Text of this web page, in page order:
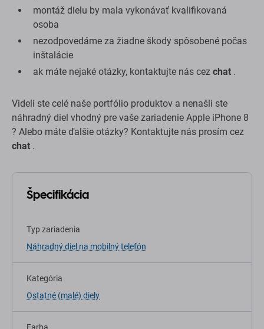
montáž dielu by mala vykonávať kvalifikovaná
osoba
nezodpovedáme za žiadne škody spôsobené počas
inštalácie
ak máte nejaké otázky, kontaktujte nás cez chat .
Videli ste celé naše portfólio produktov a nenašli ste
náhradný diel vhodný pre vaše zariadenie Apple iPhone 8
? Alebo máte ďalšie otázky? Kontaktujte nás prosím cez
chat .
Špecifikácia
Typ zariadenia
Náhradný diel na mobilný telefón
Kategória
Ostatné (malé) diely